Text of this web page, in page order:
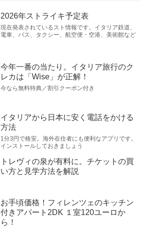
2026年ストライキ予定表
現在発表されているスト情報です。イタリア鉄道、
電車、バス、タクシー、航空便・空港、美術館など
今年一番の当たり。イタリア旅行のク
レカは「Wise」が正解！
今なら無料特典／割引クーポン付き
イタリアから日本に安く電話をかける
方法
1分3円で格安。海外在住者にも便利なアプリです。
インストールしておきましょう
トレヴィの泉が有料に。チケットの買
い方と見学方法を解説
お手頃価格！フィレンツェのキッチン
付きアパート2DK １室120ユーロか
ら！